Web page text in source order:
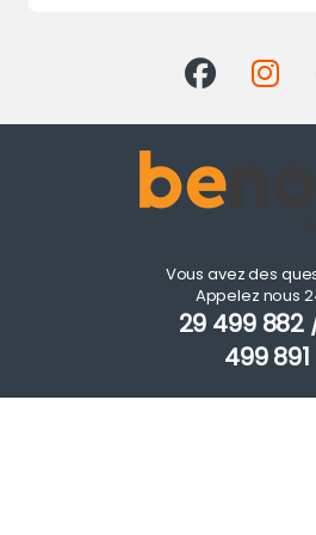
Vous avez des
Appelez nous
29 499 882
499 891